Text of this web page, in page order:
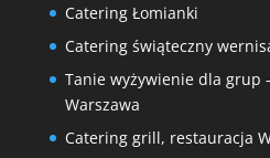
Catering Łomianki
Catering świąteczny
Tanie wyżywienie dla grup
Warszawa
Catering grill, restauracja